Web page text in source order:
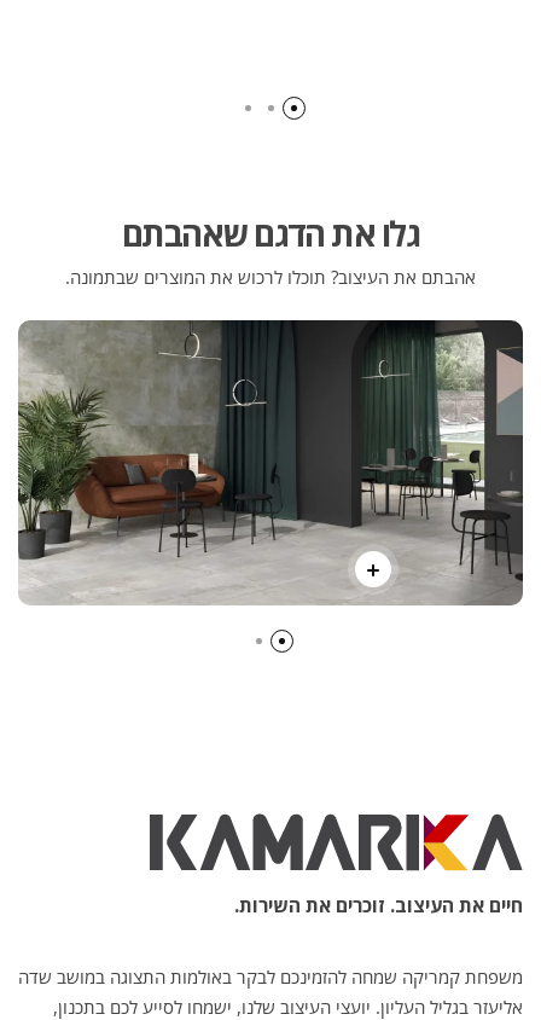
גלו את הדגם שאהבתם
אהבתם את העיצוב? תוכלו לרכוש את המוצרים שבתמונה.
חיים את העיצוב. זוכרים את השירות.
משפחת קמריקה שמחה להזמינכם לבקר באולמות התצוגה במושב שדה
אליעזר בגליל העליון. יועצי העיצוב שלנו, ישמחו לסייע לכם בתכנון,